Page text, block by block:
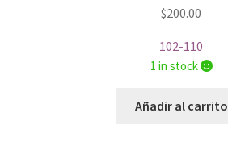
$200.00
102-110
1 in stock
Añadir al carrito